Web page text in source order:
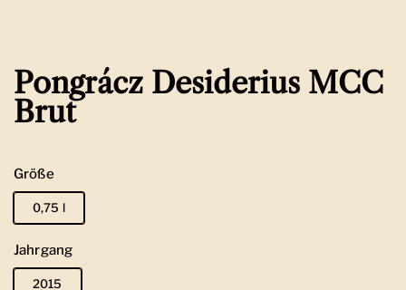
Pongrácz Desiderius MCC
Brut
Größe
0,75 l
Jahrgang
2015